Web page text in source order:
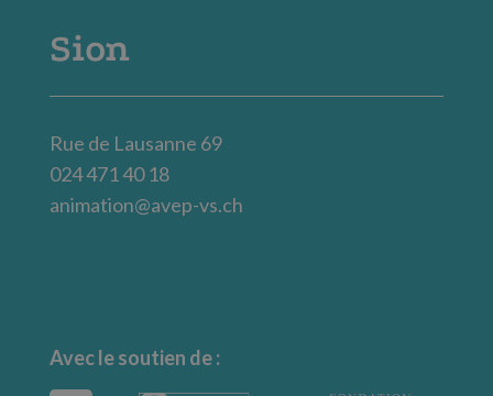
Sion
Rue de Lausanne 69
024 471 40 18
animation@avep-vs.ch
Avec le soutien de :